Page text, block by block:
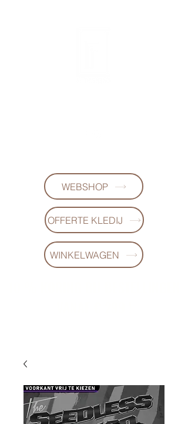
WEBSHOP
OFFERTE KLEDIJ
WINKELWAGEN